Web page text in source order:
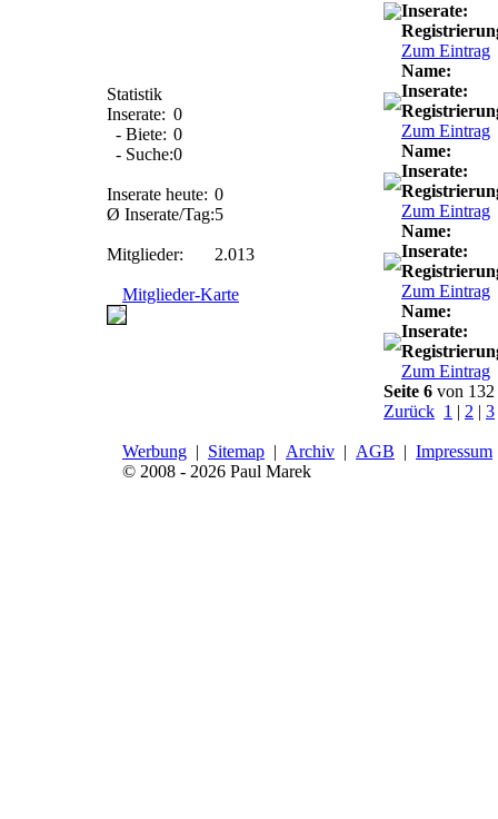
Statistik
Inserate: 0
- Biete: 0
- Suche:0
Inserate heute: 0
Ø Inserate/Tag:5
Mitglieder: 2.013
Mitglieder-Karte
Inserate:
Zum Eintrag
Name:
Inserate:
Zum Eintrag
Name:
Inserate:
Zum Eintrag
Name:
Inserate:
Zum Eintrag
Name:
Inserate:
Zum Eintrag
Seite 6 von 132
Zurück 1 | 2 | 3
Werbung | Sitemap | Archiv | AGB | Impressum
© 2008 - 2026 Paul Marek